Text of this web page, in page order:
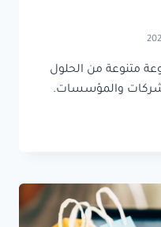
متنوعة من الحلول
والمؤسسات.